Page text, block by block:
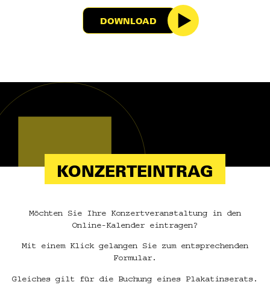
DOWNLOAD
KONZERTEINTRAG
Möchten Sie Ihre Konzertveranstaltung in den
Online-Kalender eintragen?
Mit einem Klick gelangen Sie zum entsprechenden
Formular.
Gleiches gilt für die Buchung eines Plakatinserats.